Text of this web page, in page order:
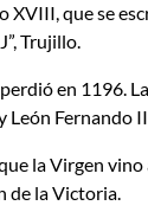
XVIII, que se
Trujillo.
en 1196.
León Fernando
la Virgen
de la Victoria.